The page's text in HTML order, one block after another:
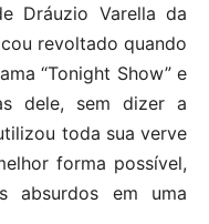
Dráuzio Varella da
revoltado quando
“Tonight Show” e
dele, sem dizer a
toda sua verve
forma possível,
absurdos em uma